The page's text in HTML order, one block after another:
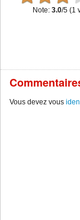
Note: 3.0/5 (1
Vous devez vous